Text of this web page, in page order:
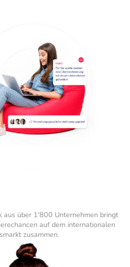
aus über 1'800 Unternehmen bringt
auf dem internationalen
zusammen.